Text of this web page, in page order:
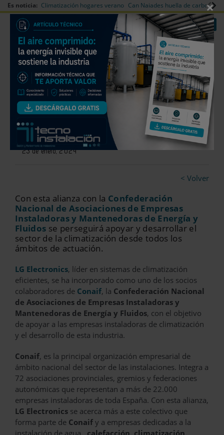
Es noticia: Climatización hogares verano Can Naiades huella de carbono
Redes Sociales Es noticia Login empresas Registro
LG Business Solutions, nuevo
socio colaborador de Conaif
23 de enero, 2024
< Volver
Con esta alianza con la Confederación
Nacional de Asociaciones de Empresas
Instaladoras y Mantenedoras de Energía y
Fluidos se perseguirá apoyar y desarrollar el
sector de la climatización desde todos los
ámbitos de actuación.
LG Electronics, líder en sistemas de climatización
eficientes, se ha incorporado como uno de los socios
colaboradores de Conaif, la Confederación Nacional
de Asociaciones de Empresas Instaladoras y
Mantenedoras de Energía y Fluidos, con el objetivo
de apoyar a las empresas instaladoras de climatización
y el desarrollo de esta industria.
Conaif, es la principal organización empresarial de
ámbito nacional del sector de las instalaciones. Integra a
72 asociaciones provinciales, gremios y federaciones
autonómicas que representan a más de 22.000
empresas instaladoras de toda España. Con esta alianza,
LG Electronics se acerca más a este colectivo que
forma parte de Conaif y a empresas dedicadas a la
instalación de agua, calefacción, climatización,
×